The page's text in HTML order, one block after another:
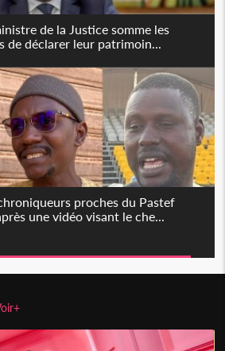
de la Justice somme les
de déclarer leur patrimoin...
proches du Pastef
une vidéo visant le che...